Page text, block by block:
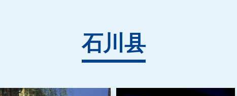
石川县